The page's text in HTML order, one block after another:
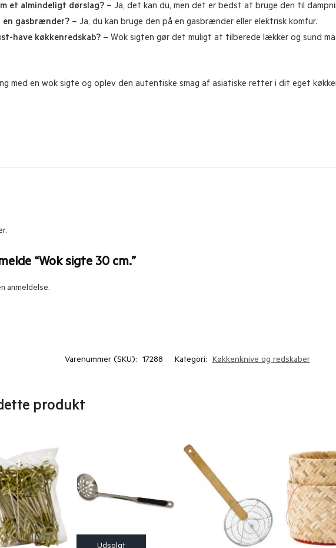
et almindeligt dørslag?– Ja, det kan du, men det er bedst at bruge den til
en gasbrænder?– Ja, du kan bruge den på en gasbrænder eller elektrisk komfur.
have køkkenredskab?– Wok sigten gør det muligt at tilberede lækker og sund
med en wok sigte og oplev den autentiske smag af asiatiske retter i dit eget
“Wok sigte 30 cm.”
anmeldelse.
Varenummer (SKU): 17288 Kategori: Køkkenknive og redskaber
produkt